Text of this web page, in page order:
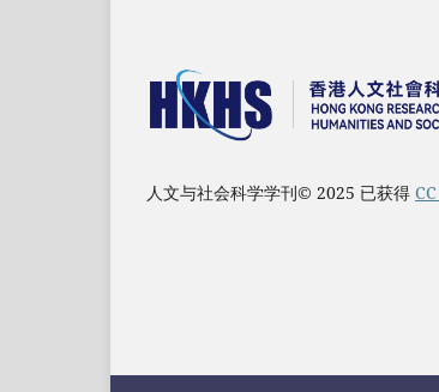
人文与社会科学学刊© 2025 已获得